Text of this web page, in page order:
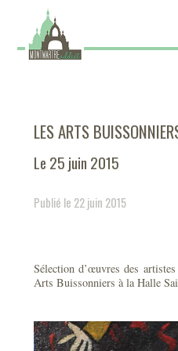
LES ARTS
Le 25 juin 2015
Publié le 22 juin 2015
Sélection d’œuvres des
Arts Buissonniers à la Halle